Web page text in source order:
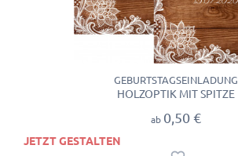
GEBURTSTAGSEINLADUNG
HOLZOPTIK MIT SPITZE
ab 0,50 €
JETZT GESTALTEN